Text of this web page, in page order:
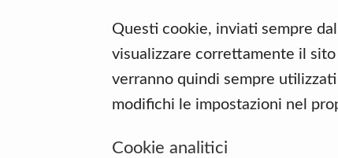
Questi cookie, inviati sempre
visualizzare correttamente il
verranno quindi sempre
modifichi le impostazioni nel
Cookie analitici